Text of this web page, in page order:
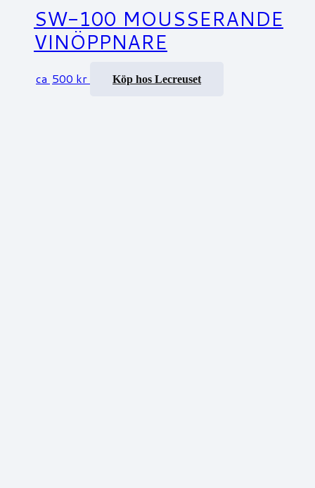
SW-100 MOUSSERANDE
VINÖPPNARE
ca 500 kr Köp hos Lecreuset